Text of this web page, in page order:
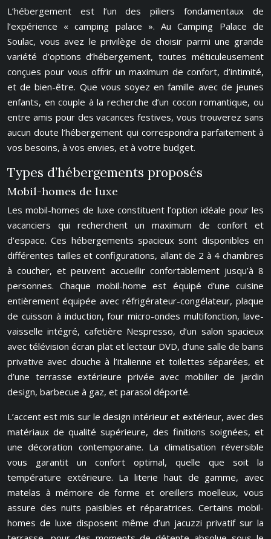
L’hébergement est l’un des piliers fondamentaux de
l’expérience « camping palace ». Au Camping Palace de
Soulac, vous avez le privilège de choisir parmi une grande
variété d’options d’hébergement, toutes méticuleusement
conçues pour vous offrir un maximum de confort, d’intimité,
et de bien-être. Que vous soyez en famille avec de jeunes
enfants, en couple à la recherche d’un cocon romantique, ou
entre amis pour des vacances festives, vous trouverez sans
aucun doute l’hébergement qui correspondra parfaitement à
vos besoins, à vos envies, et à votre budget.
Types d’hébergements proposés
Mobil-homes de luxe
Les mobil-homes de luxe constituent l’option idéale pour les
vacanciers qui recherchent un maximum de confort et
d’espace. Ces hébergements spacieux sont disponibles en
différentes tailles et configurations, allant de 2 à 4 chambres
à coucher, et peuvent accueillir confortablement jusqu’à 8
personnes. Chaque mobil-home est équipé d’une cuisine
entièrement équipée avec réfrigérateur-congélateur, plaque
de cuisson à induction, four micro-ondes multifonction, lave-
vaisselle intégré, cafetière Nespresso, d’un salon spacieux
avec télévision écran plat et lecteur DVD, d’une salle de bains
privative avec douche à l’italienne et toilettes séparées, et
d’une terrasse extérieure privée avec mobilier de jardin
design, barbecue à gaz, et parasol déporté.
L’accent est mis sur le design intérieur et extérieur, avec des
matériaux de qualité supérieure, des finitions soignées, et
une décoration contemporaine. La climatisation réversible
vous garantit un confort optimal, quelle que soit la
température extérieure. La literie haut de gamme, avec
matelas à mémoire de forme et oreillers moelleux, vous
assure des nuits paisibles et réparatrices. Certains mobil-
homes de luxe disposent même d’un jacuzzi privatif sur la